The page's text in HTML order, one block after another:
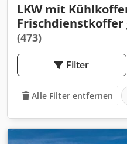
LKW mit
(473)
Filter
Alle Filter entfernen